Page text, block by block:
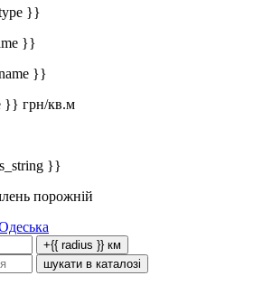
}}
}}
}}
}} грн/кв.м
}}
порожній
+{{ radius }} км
шукати в каталозі